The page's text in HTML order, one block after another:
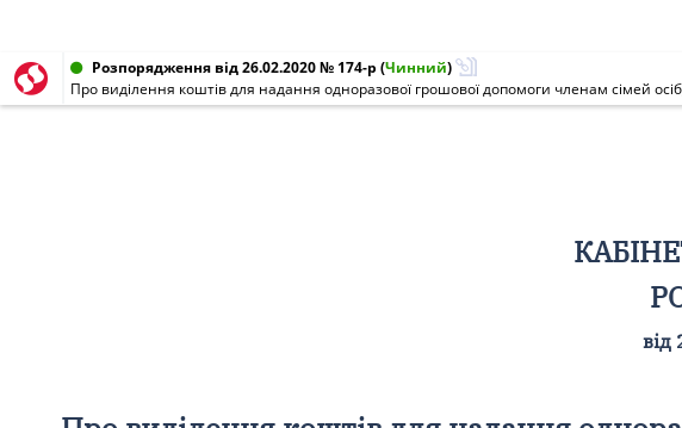
Розпорядження від 26.02.2020 № 174-р (Чинний)